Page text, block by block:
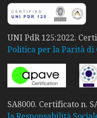
UNI PdR 125:2022.
Politica per la Parità di
SA8000. Certificato n.